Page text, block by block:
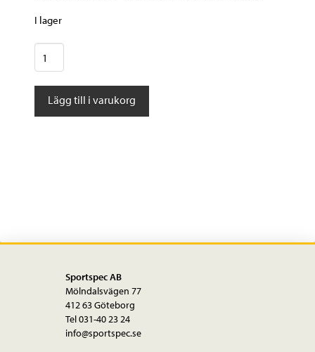
I lager
Start
HF
4
mängd
Lägg till i varukorg
Sportspec AB
Mölndalsvägen 77
412 63 Göteborg
Tel 031-40 23 24
info@sportspec.se